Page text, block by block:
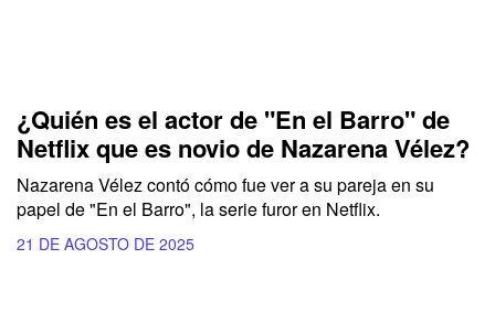
¿Quién es el actor de "En el Barro" de
Netflix que es novio de Nazarena Vélez?
Nazarena Vélez contó cómo fue ver a su pareja en su
papel de "En el Barro", la serie furor en Netflix.
21 DE AGOSTO DE 2025